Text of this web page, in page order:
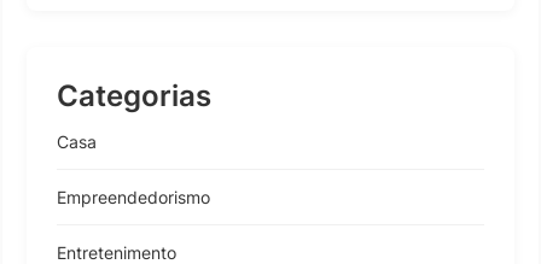
Categorias
Casa
Empreendedorismo
Entretenimento